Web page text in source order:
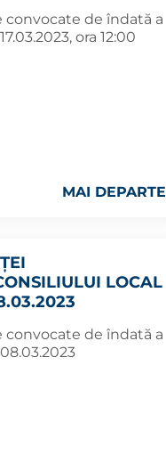
convocate de îndată a
ora 12:00
MAI DEPARTE
LOCAL
convocate de îndată a